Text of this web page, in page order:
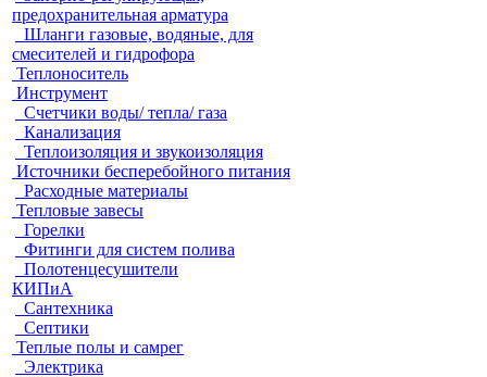
предохранительная арматура
Шланги газовые, водяные, для
смесителей и гидрофора
Теплоноситель
Инструмент
Счетчики воды/ тепла/ газа
Канализация
Теплоизоляция и звукоизоляция
Источники бесперебойного питания
Расходные материалы
Тепловые завесы
Горелки
Фитинги для систем полива
Полотенцесушители
КИПиА
Сантехника
Септики
Теплые полы и самрег
Электрика